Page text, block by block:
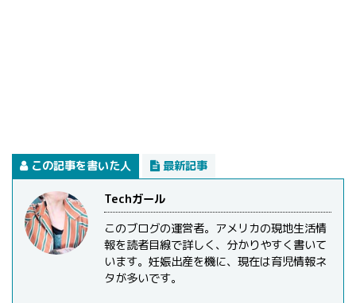
この記事を書いた人 最新記事
Techガール
このブログの運営者。アメリカの現地生活情
報を読者目線で詳しく、分かりやすく書いて
います。妊娠出産を機に、現在は育児情報ネ
タが多いです。